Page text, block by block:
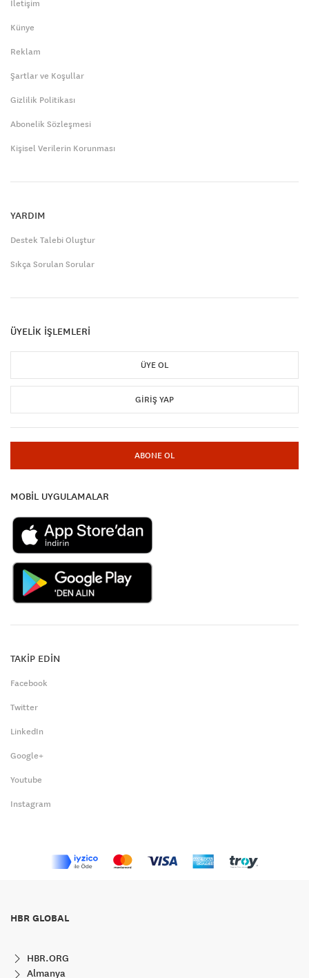
İletişim
Künye
Reklam
Şartlar ve Koşullar
Gizlilik Politikası
Abonelik Sözleşmesi
Kişisel Verilerin Korunması
YARDIM
Destek Talebi Oluştur
Sıkça Sorulan Sorular
ÜYELİK İŞLEMLERİ
ÜYE OL
GIRIŞ YAP
ABONE OL
MOBİL UYGULAMALAR
TAKİP EDİN
Facebook
Twitter
LinkedIn
Google+
Youtube
Instagram
HBR GLOBAL
HBR.ORG
Almanya